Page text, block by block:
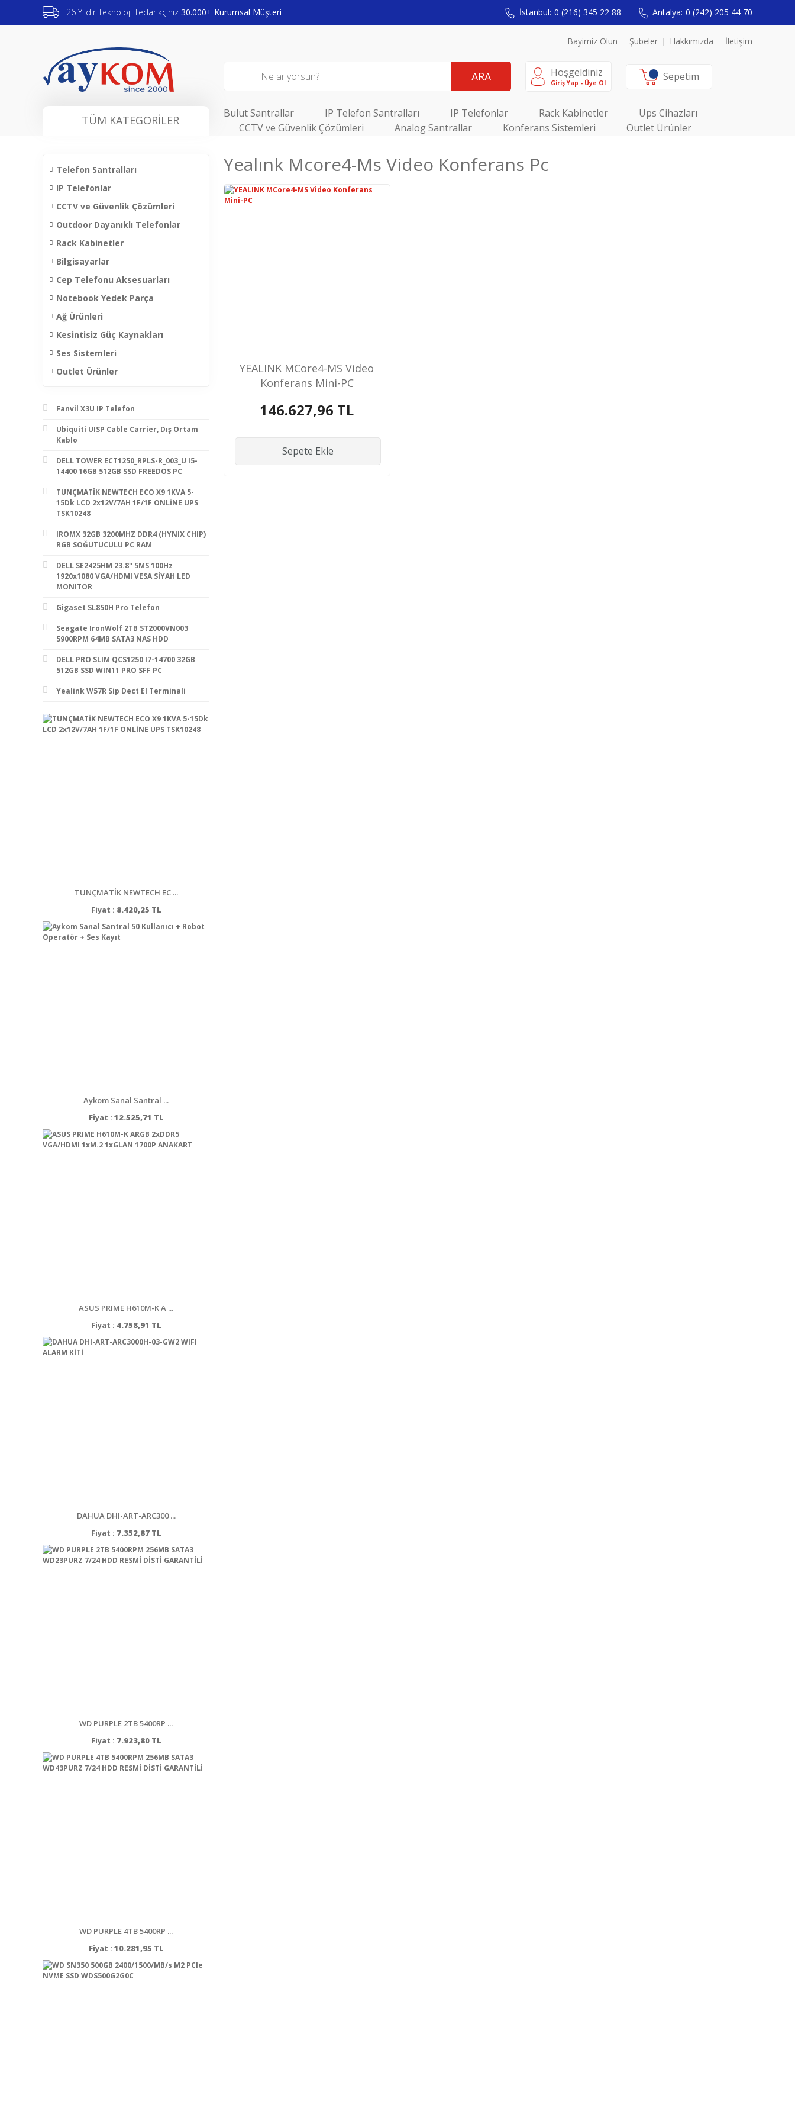
26 Yıldır Teknoloji Tedarikçiniz 30.000+ Kurumsal Müşteri İstanbul: 0 (216) 345 22 88 Antalya: 0 (242) 205 44 70
Bayimiz Olun Şubeler Hakkımızda İletişim
ARA Hoşgeldiniz
Giriş Yap - Üye Ol Sepetim
TÜM KATEGORİLER Bulut Santrallar IP Telefon Santralları IP Telefonlar Rack Kabinetler
Ups Cihazları
CCTV ve Güvenlik Çözümleri
Analog Santrallar Konferans Sistemleri Outlet Ürünler
Telefon Santralları
IP Telefonlar
CCTV ve Güvenlik Çözümleri
Outdoor Dayanıklı Telefonlar
Rack Kabinetler
Bilgisayarlar
Cep Telefonu Aksesuarları
Notebook Yedek Parça
Ağ Ürünleri
Kesintisiz Güç Kaynakları
Ses Sistemleri
Outlet Ürünler
Fanvil X3U IP Telefon
Ubiquiti UISP Cable Carrier, Dış Ortam
Kablo
DELL TOWER ECT1250_RPLS-R_003_U I5-
14400 16GB 512GB SSD FREEDOS PC
TUNÇMATİK NEWTECH ECO X9 1KVA 5-
15Dk LCD 2x12V/7AH 1F/1F ONLİNE UPS
TSK10248
IROMX 32GB 3200MHZ DDR4 (HYNIX CHIP)
RGB SOĞUTUCULU PC RAM
DELL SE2425HM 23.8'' 5MS 100Hz
1920x1080 VGA/HDMI VESA SİYAH LED
MONITOR
Gigaset SL850H Pro Telefon
Seagate IronWolf 2TB ST2000VN003
5900RPM 64MB SATA3 NAS HDD
DELL PRO SLIM QCS1250 I7-14700 32GB
512GB SSD WIN11 PRO SFF PC
Yealink W57R Sip Dect El Terminali
TUNÇMATİK NEWTECH EC ...
Fiyat : 8.420,25 TL
Aykom Sanal Santral ...
Fiyat : 12.525,71 TL
ASUS PRIME H610M-K A ...
Fiyat : 4.758,91 TL
DAHUA DHI-ART-ARC300 ...
Fiyat : 7.352,87 TL
WD PURPLE 2TB 5400RP ...
Fiyat : 7.923,80 TL
WD PURPLE 4TB 5400RP ...
Fiyat : 10.281,95 TL
Yealınk Mcore4-Ms Video Konferans Pc
YEALINK MCore4-MS Video
Konferans Mini-PC
146.627,96 TL
Sepete Ekle